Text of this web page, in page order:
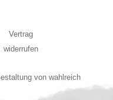
von wahlreich
Vertrag
widerrufen